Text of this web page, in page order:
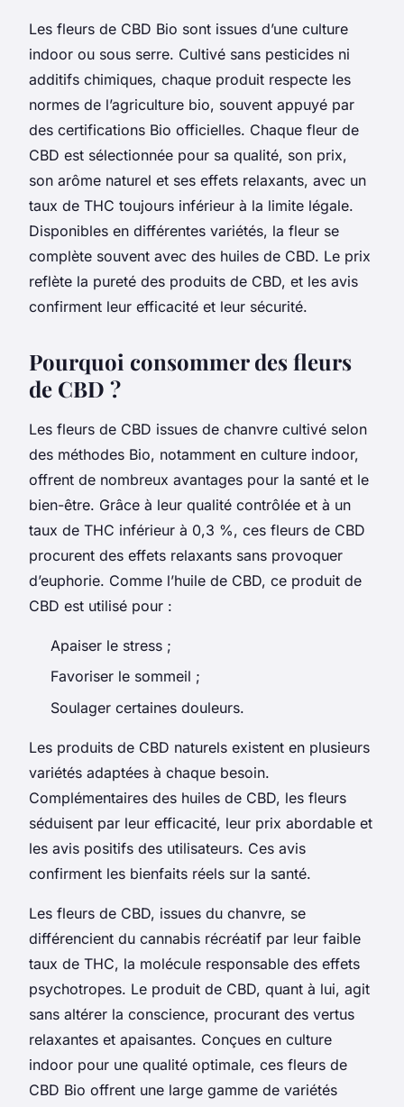
Les fleurs de CBD Bio sont issues d’une culture
indoor ou sous serre. Cultivé sans pesticides ni
additifs chimiques, chaque produit respecte les
normes de l’agriculture bio, souvent appuyé par
des certifications Bio officielles. Chaque fleur de
CBD est sélectionnée pour sa qualité, son prix,
son arôme naturel et ses effets relaxants, avec un
taux de THC toujours inférieur à la limite légale.
Disponibles en différentes variétés, la fleur se
complète souvent avec des huiles de CBD. Le prix
reflète la pureté des produits de CBD, et les avis
confirment leur efficacité et leur sécurité.
Pourquoi consommer des fleurs
de CBD ?
Les fleurs de CBD issues de chanvre cultivé selon
des méthodes Bio, notamment en culture indoor,
offrent de nombreux avantages pour la santé et le
bien-être. Grâce à leur qualité contrôlée et à un
taux de THC inférieur à 0,3 %, ces fleurs de CBD
procurent des effets relaxants sans provoquer
d’euphorie. Comme l’huile de CBD, ce produit de
CBD est utilisé pour :
Apaiser le stress ;
Favoriser le sommeil ;
Soulager certaines douleurs.
Les produits de CBD naturels existent en plusieurs
variétés adaptées à chaque besoin.
Complémentaires des huiles de CBD, les fleurs
séduisent par leur efficacité, leur prix abordable et
les avis positifs des utilisateurs. Ces avis
confirment les bienfaits réels sur la santé.
Les fleurs de CBD, issues du chanvre, se
différencient du cannabis récréatif par leur faible
taux de THC, la molécule responsable des effets
psychotropes. Le produit de CBD, quant à lui, agit
sans altérer la conscience, procurant des vertus
relaxantes et apaisantes. Conçues en culture
indoor pour une qualité optimale, ces fleurs de
CBD Bio offrent une large gamme de variétés